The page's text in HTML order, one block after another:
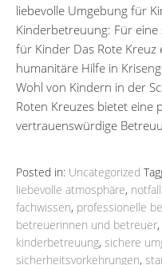
liebevolle Umgebung für
Kinderbetreuung: Für
für Kinder Das Rote
humanitäre Hilfe in
Wohl von Kindern in der
Roten Kreuzes bietet eine
vertrauenswürdige
Posted in: Uncategorized
liebevolle atmosphäre,
fachwissen, professionelle
betreuerinnen und betreuer,
kinderbetreuung, sichere
sicherheitsvorkehrungen,